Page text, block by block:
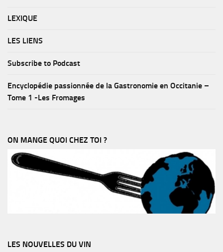
LEXIQUE
LES LIENS
Subscribe to Podcast
Encyclopédie passionnée de la Gastronomie en Occitanie –
Tome 1 -Les Fromages
ON MANGE QUOI CHEZ TOI ?
LES NOUVELLES DU VIN